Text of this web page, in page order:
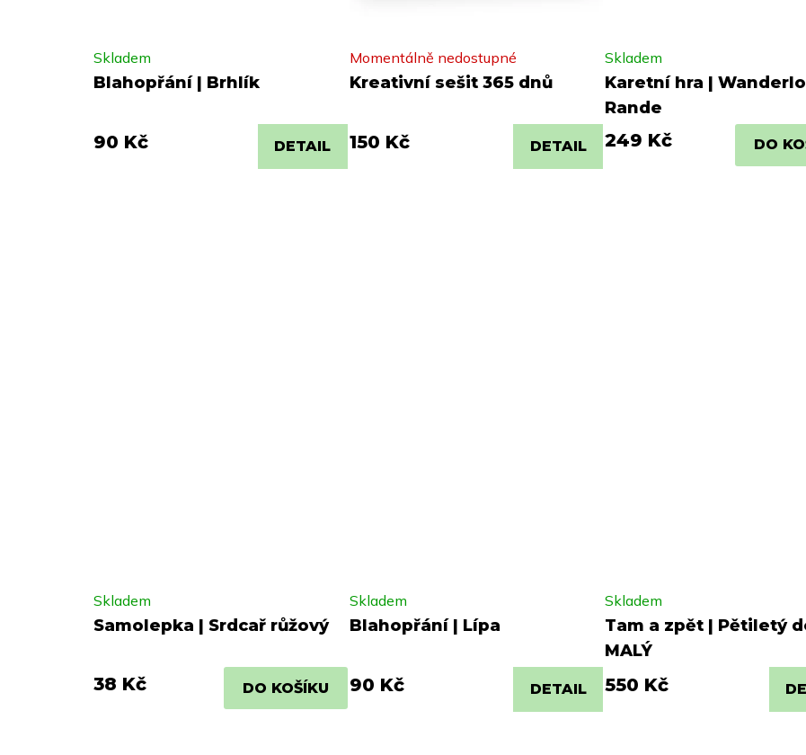
Blahopřání | Brhlík
Skladem
90 Kč DETAIL
Kreativní sešit 365 dnů
Momentálně nedostupné
150 Kč DETAIL
Karetní hra |
Rande
Skladem
249 Kč DO
Samolepka | Srdcař růžový
Skladem
38 Kč DO KOŠÍKU
Blahopřání | Lípa
Skladem
90 Kč DETAIL
Tam a zpět | Pětiletý
MALÝ
Skladem
550 Kč